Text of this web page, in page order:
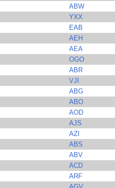
ABW
YXX
EAB
AEH
AEA
OGO
ABR
VJI
ABG
ABO
AOD
AJS
AZI
ABS
ABV
ACD
ARF